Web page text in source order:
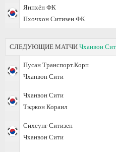
Янпхён ФК
Пхочхон Ситизен ФК
СЛЕДУЮЩИЕ МАТЧИ Чханвон
Пусан Транспорт.Корп
Чханвон Сити
Чханвон Сити
Тэджон Кораил
Сихеунг Ситизен
Чханвон Сити